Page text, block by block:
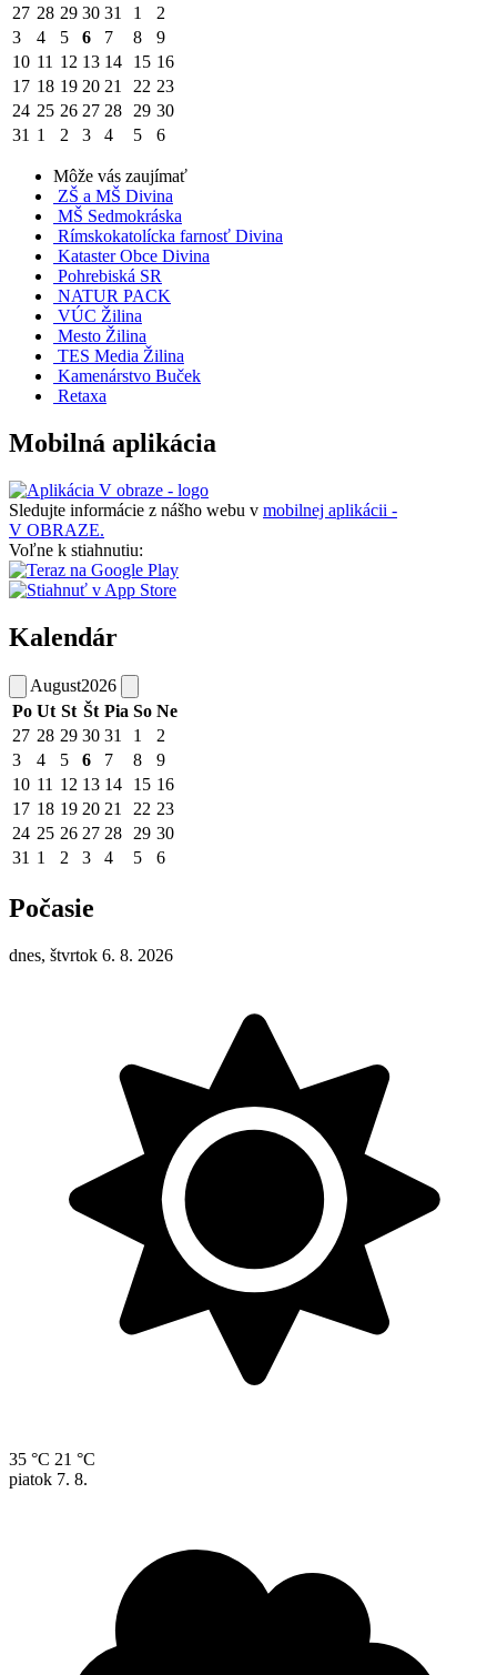
27 28 29 30 31 1
2
3
4 5 6 7 8
9
10 11 12 13 14 15 16
17 18 19 20 21 22 23
24 25 26 27 28 29 30
31 1 2 3 4 5 6
Môže vás zaujímať
ZŠ a MŠ Divina
MŠ Sedmokráska
Rímskokatolícka farnosť Divina
Kataster Obce Divina
Pohrebiská SR
NATUR PACK
VÚC Žilina
Mesto Žilina
TES Media Žilina
Kamenárstvo Buček
Retaxa
Mobilná aplikácia
Sledujte informácie z nášho webu v mobilnej aplikácii -
V OBRAZE.
Voľne k stiahnutiu:
Kalendár
August2026
Po Ut St Št Pia So Ne
27 28 29 30 31 1
2
3
4 5 6 7 8
9
10 11 12 13 14 15 16
17 18 19 20 21 22 23
24 25 26 27 28 29 30
31 1 2 3 4 5 6
Počasie
dnes, štvrtok 6. 8. 2026
35 °C 21 °C
piatok 7. 8.